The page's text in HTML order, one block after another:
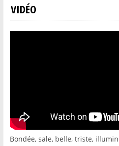
VIDÉO
Bondée, sale, belle, triste,